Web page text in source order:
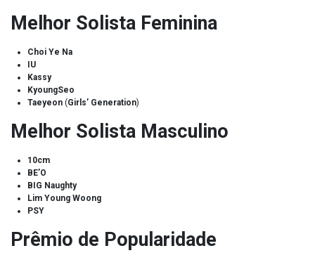
Melhor Solista Feminina
Choi Ye Na
IU
Kassy
KyoungSeo
Taeyeon (Girls’ Generation)
Melhor Solista Masculino
10cm
BE’O
BIG Naughty
Lim Young Woong
PSY
Prêmio de Popularidade